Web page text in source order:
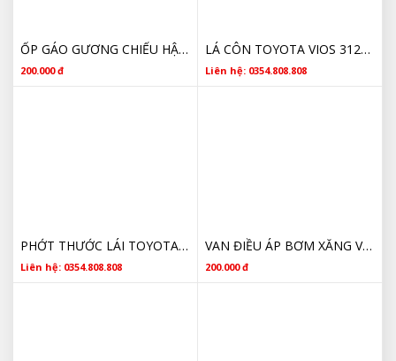
ỐP GÁO GƯƠNG CHIẾU HẬU TOYOTA VIOS 2023 2024 2025 2026 GIÁ RẺ
200.000 đ
LÁ CÔN TOYOTA VIOS 312500D221 CHÍNH HÃNG 2005 2006 2007 2008 2009 2010 2011 2012 2013 2014 2015 2016 2017
Liên hệ: 0354.808.808
PHỚT THƯỚC LÁI TOYOTA VIOS 2003 2004 2005 2006 2007 2008 2009 2010 2011 2012 2013 2014 2015 2016 2017 2018 2019
Liên hệ: 0354.808.808
VAN ĐIỀU ÁP BƠM XĂNG VIOS GIÁ RẺ
200.000 đ